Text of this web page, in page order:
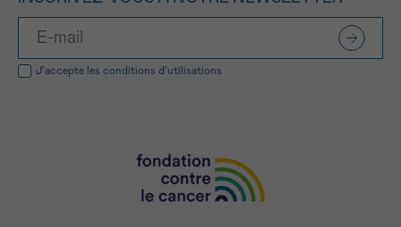
J’accepte les conditions d’utilisations